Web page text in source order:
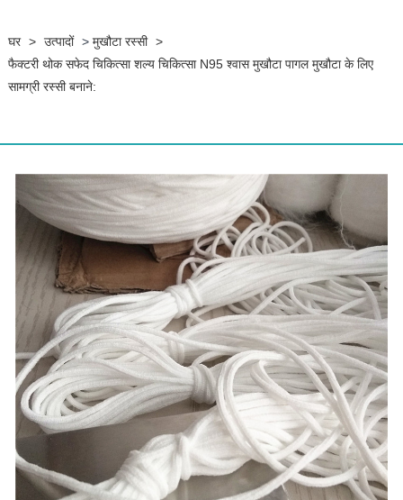
घर > उत्पादों > मुखौटा रस्सी >
फैक्टरी थोक सफेद चिकित्सा शल्य चिकित्सा N95 श्वास मुखौटा पागल मुखौटा के लिए
सामग्री रस्सी बनाने: